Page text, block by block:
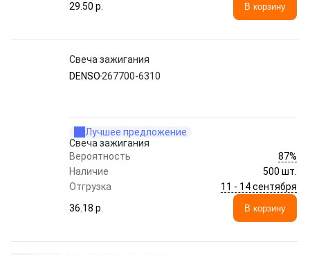
29.50 p.
В корзину
Свеча зажигания
DENSO 267700-6310
Лучшее предложение
Свеча зажигания
Вероятность
87%
Наличие
500 шт.
Отгрузка
11 - 14 сентября
36.18 p.
В корзину